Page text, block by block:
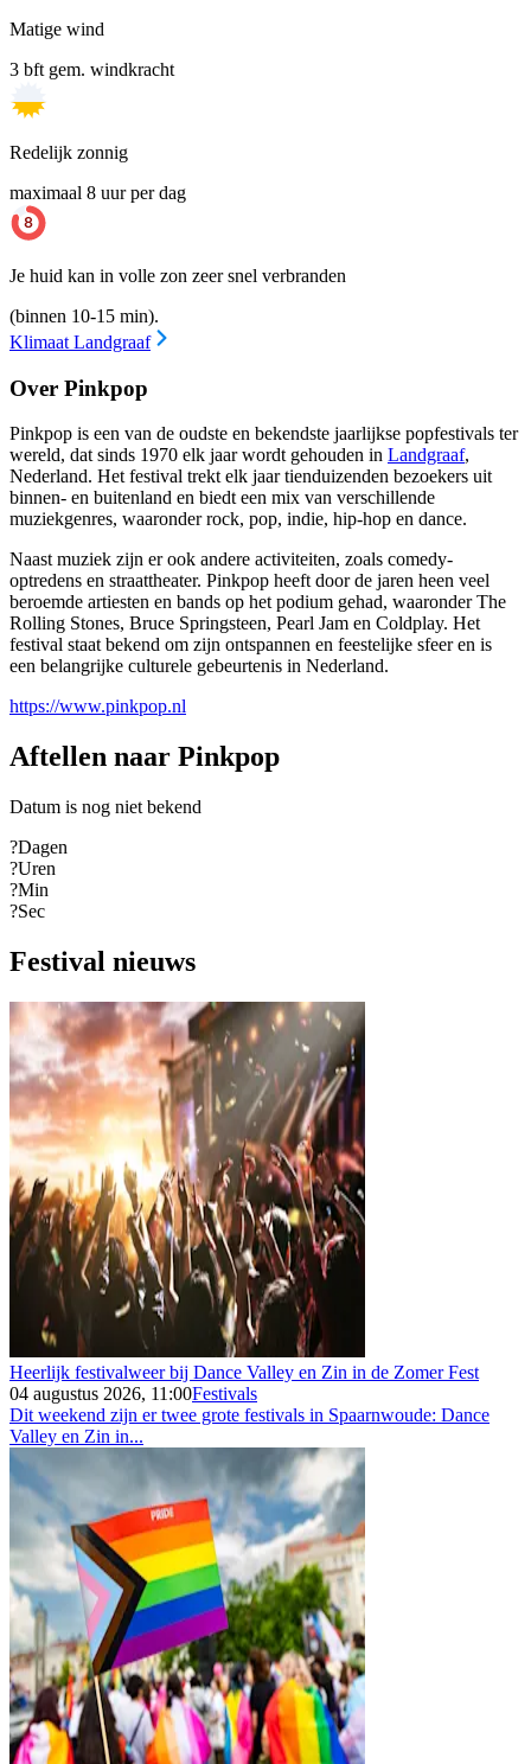
Matige wind
3 bft gem. windkracht
Redelijk zonnig
maximaal 8 uur per dag
Je huid kan in volle zon zeer snel verbranden
(binnen 10-15 min).
Klimaat Landgraaf
Over Pinkpop
Pinkpop is een van de oudste en bekendste jaarlijkse popfestivals ter
wereld, dat sinds 1970 elk jaar wordt gehouden in Landgraaf,
Nederland. Het festival trekt elk jaar tienduizenden bezoekers uit
binnen- en buitenland en biedt een mix van verschillende
muziekgenres, waaronder rock, pop, indie, hip-hop en dance.
Naast muziek zijn er ook andere activiteiten, zoals comedy-
optredens en straattheater. Pinkpop heeft door de jaren heen veel
beroemde artiesten en bands op het podium gehad, waaronder The
Rolling Stones, Bruce Springsteen, Pearl Jam en Coldplay. Het
festival staat bekend om zijn ontspannen en feestelijke sfeer en is
een belangrijke culturele gebeurtenis in Nederland.
https://www.pinkpop.nl
Aftellen naar Pinkpop
Datum is nog niet bekend
?Dagen
?Uren
?Min
?Sec
Festival nieuws
Heerlijk festivalweer bij Dance Valley en Zin in de Zomer Fest
04 augustus 2026, 11:00Festivals
Dit weekend zijn er twee grote festivals in Spaarnwoude: Dance
Valley en Zin in...